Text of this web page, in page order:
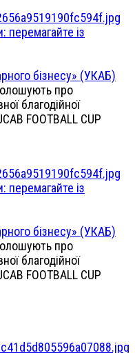
перемагайте із
бізнесу» (УКАБ)
про
благодійної
FOOTBALL CUP
перемагайте із
бізнесу» (УКАБ)
про
благодійної
FOOTBALL CUP